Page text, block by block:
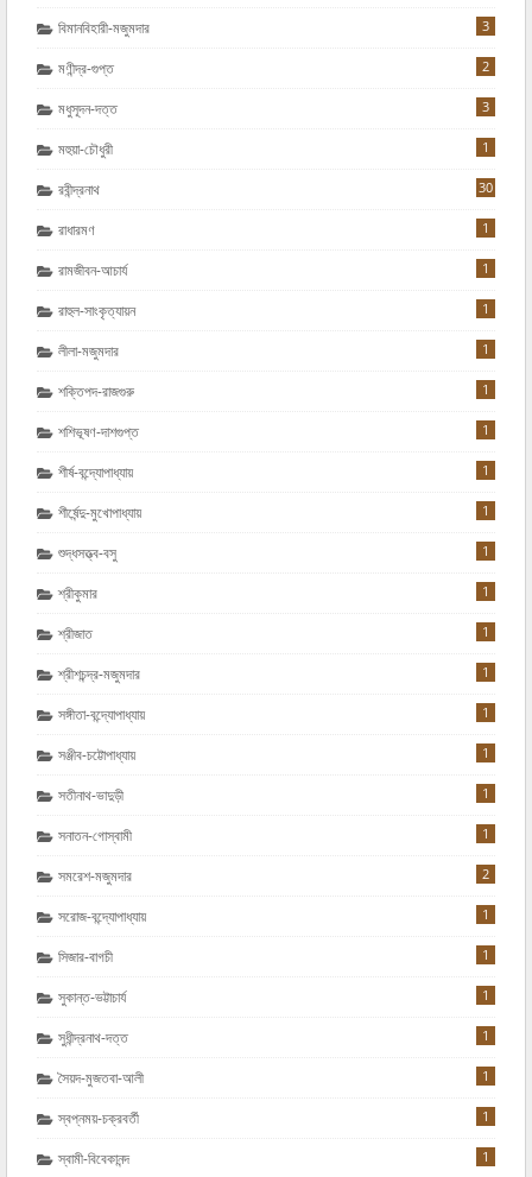
বিমানবিহারী-মজুমদার 3
মণীন্দ্র-গুপ্ত 2
মধুসূদন-দত্ত 3
মহুয়া-চৌধুরী 1
রবীন্দ্রনাথ 30
রাধারমণ 1
রামজীবন-আচার্য 1
রাহুল-সাংকৃত্যায়ন 1
লীলা-মজুমদার 1
শক্তিপদ-রাজগুরু 1
শশিভূষণ-দাশগুপ্ত 1
শীর্ষ-বন্দ্যোপাধ্যায় 1
শীর্ষেন্দু-মুখোপাধ্যায় 1
শুদ্ধসত্ত্ব-বসু 1
শ্রীকুমার 1
শ্রীজাত 1
শ্রীশচন্দ্র-মজুমদার 1
সঙ্গীতা-বন্দ্যোপাধ্যায় 1
সঞ্জীব-চট্টোপাধ্যায় 1
সতীনাথ-ভাদুড়ী 1
সনাতন-গোস্বামী 1
সমরেশ-মজুমদার 2
সরোজ-বন্দ্যোপাধ্যায় 1
সিজার-বাগচী 1
সুকান্ত-ভট্টাচার্য 1
সুধীন্দ্রনাথ-দত্ত 1
সৈয়দ-মুজতবা-আলী 1
স্বপ্নময়-চক্রবর্তী 1
স্বামী-বিবেকানন্দ 1